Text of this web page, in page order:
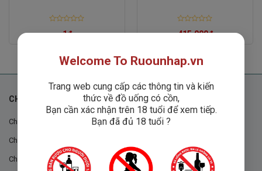
Rated
1₫
Rated
5
415,000₫
CHÍNH SÁCH
Chính sách chung
Chính sách đổi trả
Chính sách mua hàng
Welcome To Ruounhap.vn
Trang web cung cấp các thông tin và kiến
thức về đồ uống có cồn,
Bạn cần xác nhận trên 18 tuổi để xem tiếp.
Bạn đã đủ 18 tuổi ?